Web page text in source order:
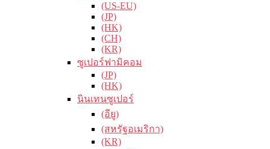
(US-EU)
(JP)
(HK)
(CH)
(KR)
ซูเปอร์ฟามิคอม
(JP)
(HK)
นินเทนซูเปอร์
(อียู)
(สหรัฐอเมริกา)
(KR)